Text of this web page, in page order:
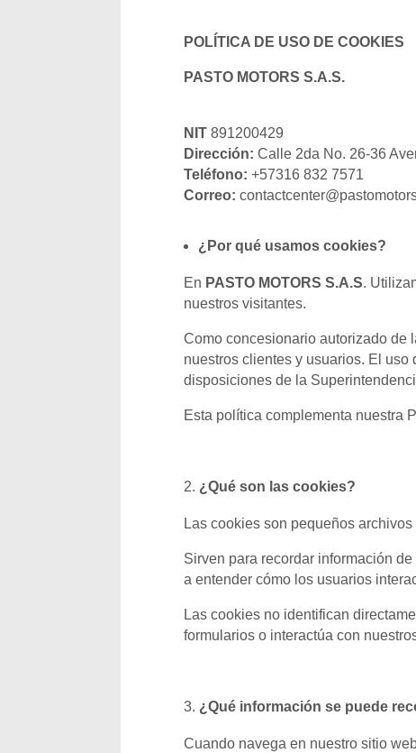
POLÍTICA DE USO DE COOKIES
PASTO MOTORS S.A.S.
NIT 891200429
Dirección:Calle 2da No. 26-36
Teléfono: +57316 832 7571
Correo:
¿Por qué usamos cookies?
En PASTO MOTORS S.A.S.
nuestros visitantes.
Como concesionario autorizado de
nuestros clientes y usuarios. El
disposiciones de la
Esta política complementa nuestra
¿Qué son las cookies?
Las cookies son pequeños
Sirven para recordar información
a entender cómo los usuarios
Las cookies no identifican
formularios o interactúa con
¿Qué información se puede
Cuando navega en nuestro sitio